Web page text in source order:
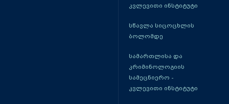
კვლევითი ინსტიტუტი
სწავლა სიცოცხლის
ბოლომდე
სამართლისა და
კრიმინოლოგიის
სამეცნიერო -
კვლევითი ინსტიტუტი